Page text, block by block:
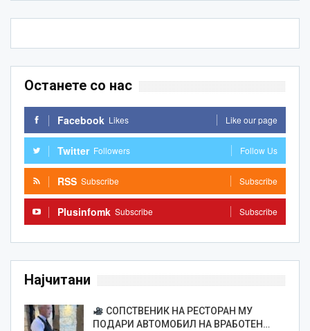
Останете со нас
Facebook Likes Like our page
Twitter Followers Follow Us
RSS Subscribe Subscribe
Plusinfomk Subscribe Subscribe
Најчитани
СОПСТВЕНИК НА РЕСТОРАН МУ
ПОДАРИ АВТОМОБИЛ НА ВРАБОТЕН…